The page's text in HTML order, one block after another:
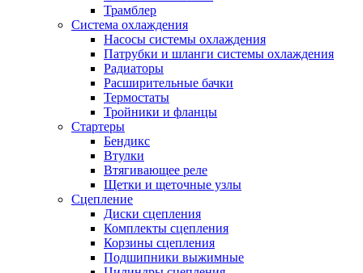
Трамблер
Система охлаждения
Насосы системы охлаждения
Патрубки и шланги системы охлаждения
Радиаторы
Расширительные бачки
Термостаты
Тройники и фланцы
Стартеры
Бендикс
Втулки
Втягивающее реле
Щетки и щеточные узлы
Сцепление
Диски сцепления
Комплекты сцепления
Корзины сцепления
Подшипники выжимные